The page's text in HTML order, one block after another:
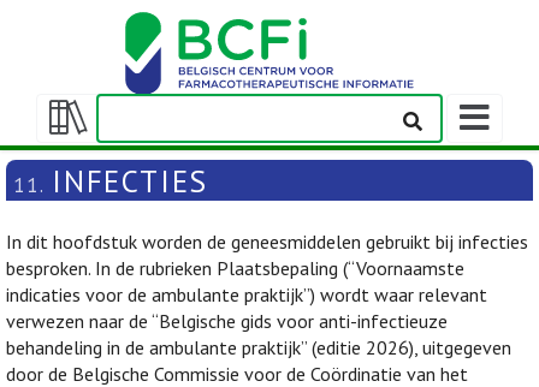
Weergeven/verbergen
inhoudstafel
11. INFECTIES
In dit hoofdstuk worden de geneesmiddelen gebruikt bij infecties
besproken. In de rubrieken Plaatsbepaling (“Voornaamste
indicaties voor de ambulante praktijk”) wordt waar relevant
verwezen naar de “Belgische gids voor anti-infectieuze
behandeling in de ambulante praktijk” (editie 2026), uitgegeven
door de Belgische Commissie voor de Coördinatie van het